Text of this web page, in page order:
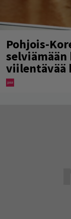
Pohjois-
viilentävää